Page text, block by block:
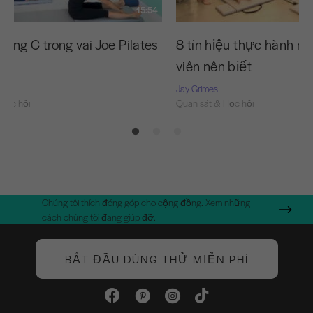
15:54
C trong vai Joe Pilates
hỏi
8 tín hiệu thực hành
viên nên biết
Jay Grimes
Quan sát & Học hỏi
Chúng tôi thích đóng góp cho cộng đồng. Xem những
cách chúng tôi đang giúp đỡ.
BẮT ĐẦU DÙNG THỬ MIỄN PHÍ